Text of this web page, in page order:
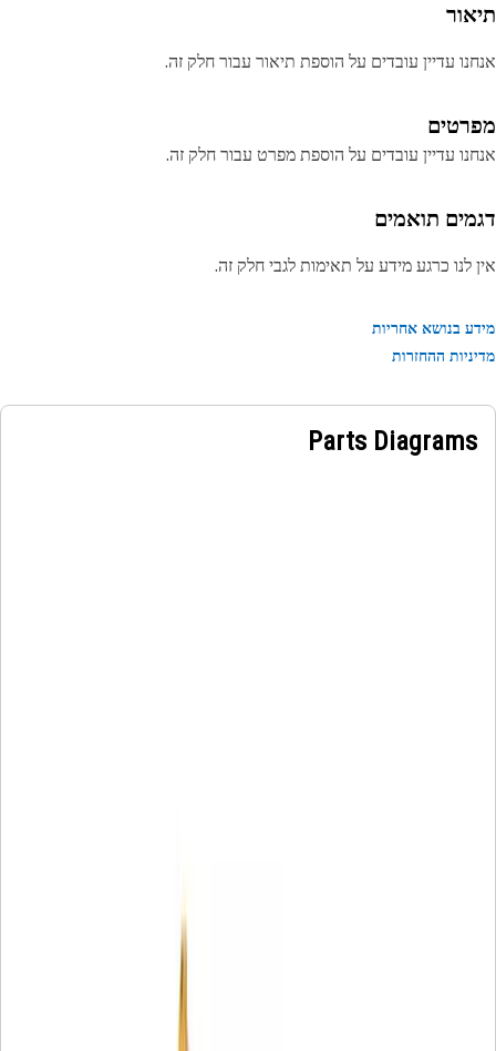
עדיין עובדים על הוספת תיאור עבור חלק זה.
עדיין עובדים על הוספת מפרט עבור חלק זה.
תואמים
לנו כרגע מידע על תאימות לגבי חלק זה.
בנושא אחריות
ההחזרות
Parts Diagrams